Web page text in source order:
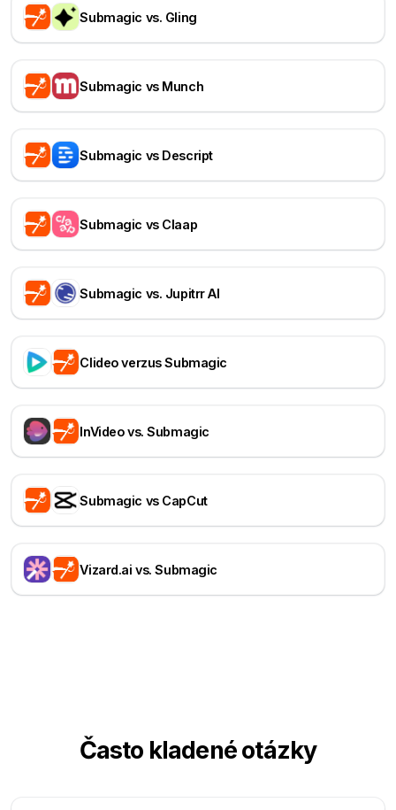
Submagic vs. Gling
Submagic vs Munch
Submagic vs Descript
Submagic vs Claap
Submagic vs. Jupitrr AI
Clideo verzus Submagic
InVideo vs. Submagic
Submagic vs CapCut
Vizard.ai vs. Submagic
Často kladené otázky